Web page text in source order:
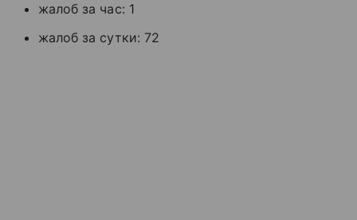
жалоб за час: 1
жалоб за сутки: 72